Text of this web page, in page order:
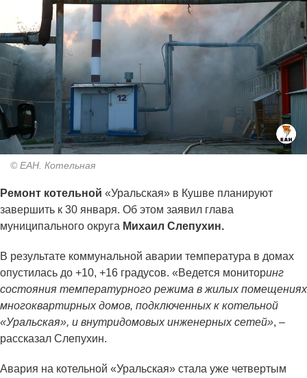
© ЕАН. Котельная
Ремонт котельной «Уральская» в Кушве планируют
завершить к 30 января. Об этом заявил глава
муниципального округа Михаил Слепухин.
В результате коммунальной аварии температура в домах
опустилась до +10, +16 градусов. «Ведется мониторинг
состояния температурного режима в жилых помещениях
многоквартирных домов, подключенных к котельной
«Уральская», и внутридомовых инженерных сетей», –
рассказал Слепухин.
Авария на котельной «Уральская» стала уже четвертым